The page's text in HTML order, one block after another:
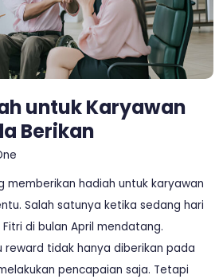
untuk Karyawan
Berikan
memberikan hadiah untuk karyawan
Salah satunya ketika sedang hari
di bulan April mendatang.
reward tidak hanya diberikan pada
pencapaian saja. Tetapi